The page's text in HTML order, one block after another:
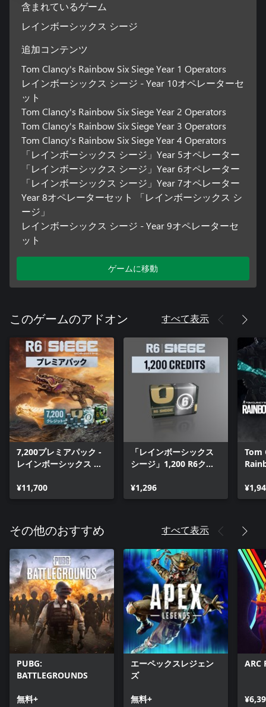
含まれているゲーム
レインボーシックス シージ
追加コンテンツ
Tom Clancy's Rainbow Six Siege Year 1 Operators
レインボーシックス シージ - Year 10オペレーターセ
ット
Tom Clancy's Rainbow Six Siege Year 2 Operators
Tom Clancy's Rainbow Six Siege Year 3 Operators
Tom Clancy's Rainbow Six Siege Year 4 Operators
「レインボーシックス シージ」Year 5オペレーター
「レインボーシックス シージ」Year 6オペレーター
「レインボーシックス シージ」Year 7オペレーター
Year 8オペレーターセット 「レインボーシックス シ
ージ」
レインボーシックス シージ - Year 9オペレーターセ
ット
ゲームに移動
このゲームのアドオン すべて表示
7,200プレミアパック -
レインボーシックス シ
¥11,700
「レインボーシックス
シージ」1,200 R6クレ
¥1,296
Tom
その他のおすすめ すべて表示
PUBG:
BATTLEGROUNDS
無料+
エーペックスレジェン
ズ
無料+
ARC